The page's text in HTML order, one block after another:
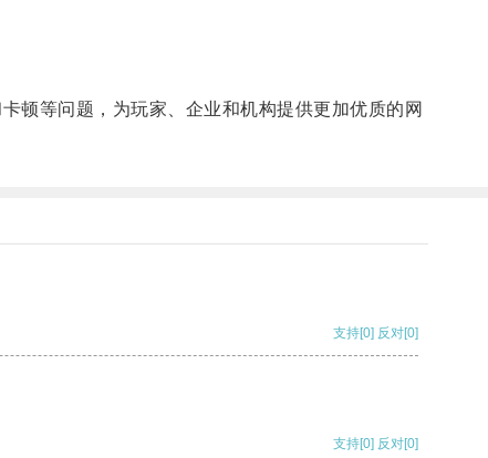
等问题，为玩家、企业和机构提供更加优质的网
支持[0] 反对[0]
支持[0] 反对[0]